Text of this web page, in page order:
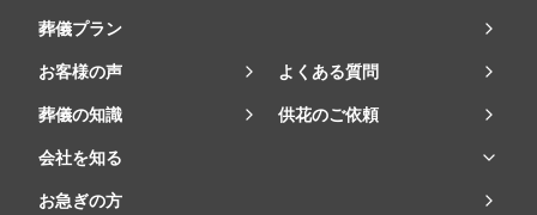
葬儀プラン
お客様の声 よくある質問
葬儀の知識 供花のご依頼
会社を知る
お急ぎの方